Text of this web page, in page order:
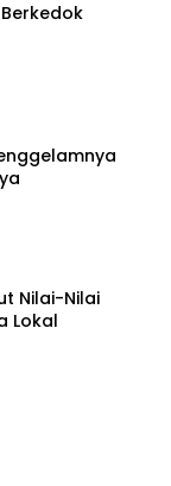
Nilai-Nilai
Lokal